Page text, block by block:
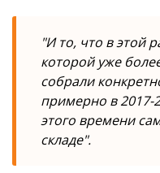
"И то, что в этой
которой уже
собрали
примерно в 2017-
этого времени
складе".